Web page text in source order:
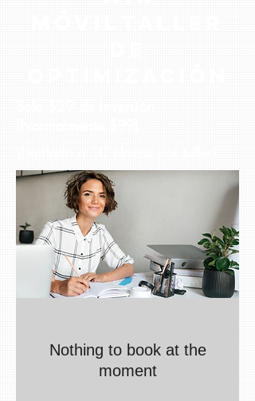
Nothing to book at the
moment